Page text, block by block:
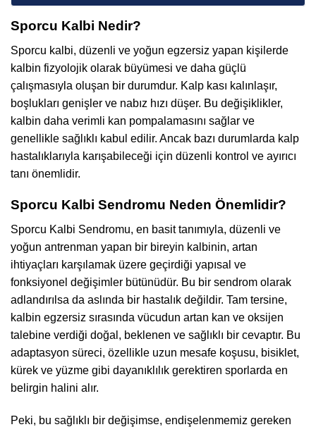
Sporcu Kalbi Nedir?
Sporcu kalbi, düzenli ve yoğun egzersiz yapan kişilerde
kalbin fizyolojik olarak büyümesi ve daha güçlü
çalışmasıyla oluşan bir durumdur. Kalp kası kalınlaşır,
boşlukları genişler ve nabız hızı düşer. Bu değişiklikler,
kalbin daha verimli kan pompalamasını sağlar ve
genellikle sağlıklı kabul edilir. Ancak bazı durumlarda kalp
hastalıklarıyla karışabileceği için düzenli kontrol ve ayırıcı
tanı önemlidir.
Sporcu Kalbi Sendromu Neden Önemlidir?
Sporcu Kalbi Sendromu, en basit tanımıyla, düzenli ve
yoğun antrenman yapan bir bireyin kalbinin, artan
ihtiyaçları karşılamak üzere geçirdiği yapısal ve
fonksiyonel değişimler bütünüdür. Bu bir sendrom olarak
adlandırılsa da aslında bir hastalık değildir. Tam tersine,
kalbin egzersiz sırasında vücudun artan kan ve oksijen
talebine verdiği doğal, beklenen ve sağlıklı bir cevaptır. Bu
adaptasyon süreci, özellikle uzun mesafe koşusu, bisiklet,
kürek ve yüzme gibi dayanıklılık gerektiren sporlarda en
belirgin halini alır.
Peki, bu sağlıklı bir değişimse, endişelenmemiz gereken